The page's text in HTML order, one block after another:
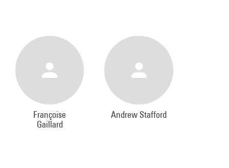
Françoise
Gaillard
Andrew Stafford